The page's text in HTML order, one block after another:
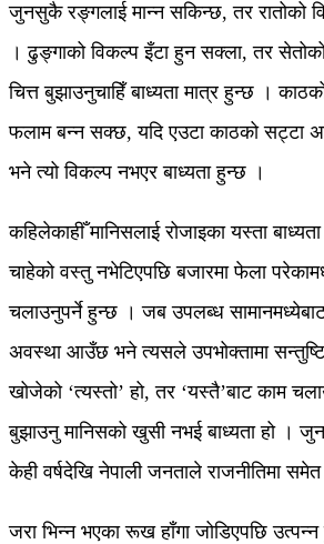
जुनसुकै रङ्गलाई मान्न सकिन्छ, तर रातोको
। ढुङ्गाको विकल्प इँटा हुन सक्ला, तर
चित्त बुझाउनुचाहिँ बाध्यता मात्र हुन्छ ।
फलाम बन्न सक्छ, यदि एउटा काठको सट्टा
भने त्यो विकल्प नभएर बाध्यता हुन्छ ।
कहिलेकाहीँ मानिसलाई रोजाइका यस्ता
चाहेको वस्तु नभेटिएपछि बजारमा फेला
चलाउनुपर्ने हुन्छ । जब उपलब्ध
अवस्था आउँछ भने त्यसले उपभोक्तामा
खोजेको ‘त्यस्तो’ हो, तर ‘यस्तै’बाट काम
बुझाउनु मानिसको खुसी नभई बाध्यता हो ।
केही वर्षदेखि नेपाली जनताले राजनीतिमा
जरा भिन्न भएका रूख हाँगा जोडिएपछि